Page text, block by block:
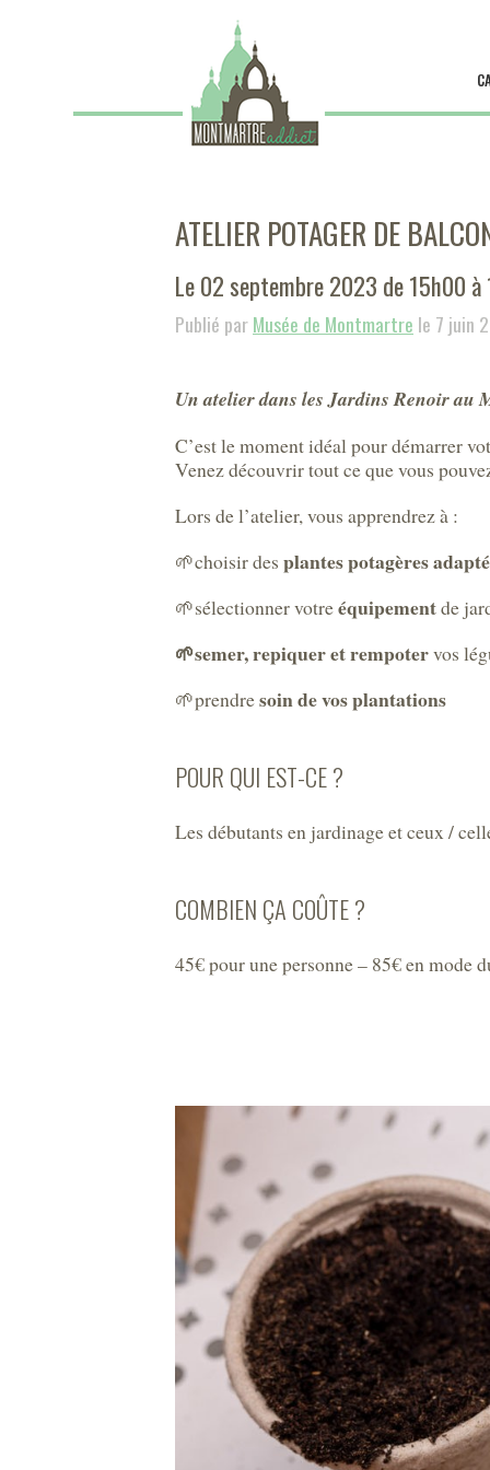
ATELIER POTAGER DE
Le 02 septembre 2023 de 15h00 à
Publié parMusée de Montmartre le 7 juin
Un atelier dans les Jardins Renoir au
C’est le moment idéal pour démarrer
Venez découvrir tout ce que vous
Lors de l’atelier, vous apprendrez à :
🌱choisir des plantes potagères
🌱sélectionner votreéquipementde
🌱semer, repiquer et rempotervos
🌱prendresoin de vos plantations
POUR QUI EST-CE ?
Les débutants en jardinage et ceux /
COMBIEN ÇA COÛTE ?
45€ pour une personne – 85€ en mode